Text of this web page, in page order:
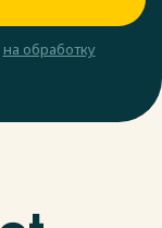
на обработку